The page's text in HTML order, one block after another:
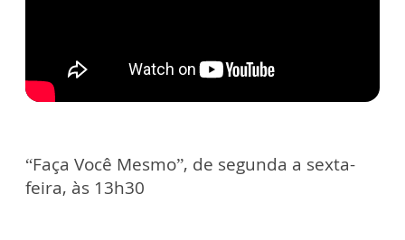
“Faça Você Mesmo”, de segunda a sexta-
feira, às 13h30